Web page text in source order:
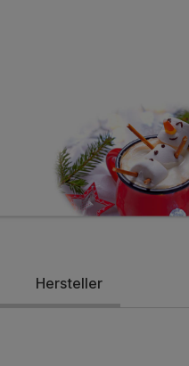
Hersteller